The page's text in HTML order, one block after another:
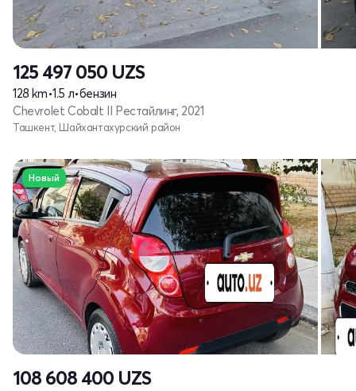
125 497 050 UZS
128 km•1.5 л•бензин
Chevrolet Cobalt II Рестайлинг, 2021
Ташкент, Шайхантахурский район
Новый
108 608 400 UZS